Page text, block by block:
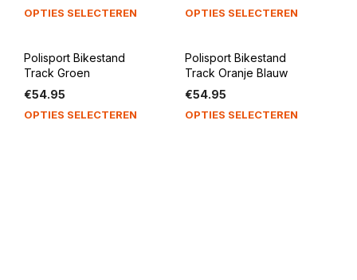
OPTIES SELECTEREN OPTIES SELECTEREN
Polisport Bikestand
Track Groen
€54.95
OPTIES SELECTEREN
Polisport Bikestand
Track Oranje Blauw
€54.95
OPTIES SELECTEREN